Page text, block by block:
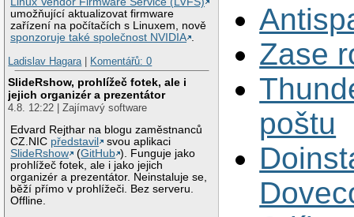
umožňující aktualizovat firmware
zařízení na počítačích s Linuxem, nově
sponzoruje také společnost NVIDIA .
Ladislav Hagara| Komentářů: 0
SlideRshow, prohlížeč fotek, ale i
jejich organizér a prezentátor
4.8. 12:22 | Zajímavý software
Edvard Rejthar na blogu zaměstnanců
CZ.NIC představil
svou aplikaci
SlideRshow
(GitHub ). Funguje jako
prohlížeč fotek, ale i jako jejich
organizér a prezentátor. Neinstaluje se,
běží přímo v prohlížeči. Bez serveru.
Offline.
Zase
poštu